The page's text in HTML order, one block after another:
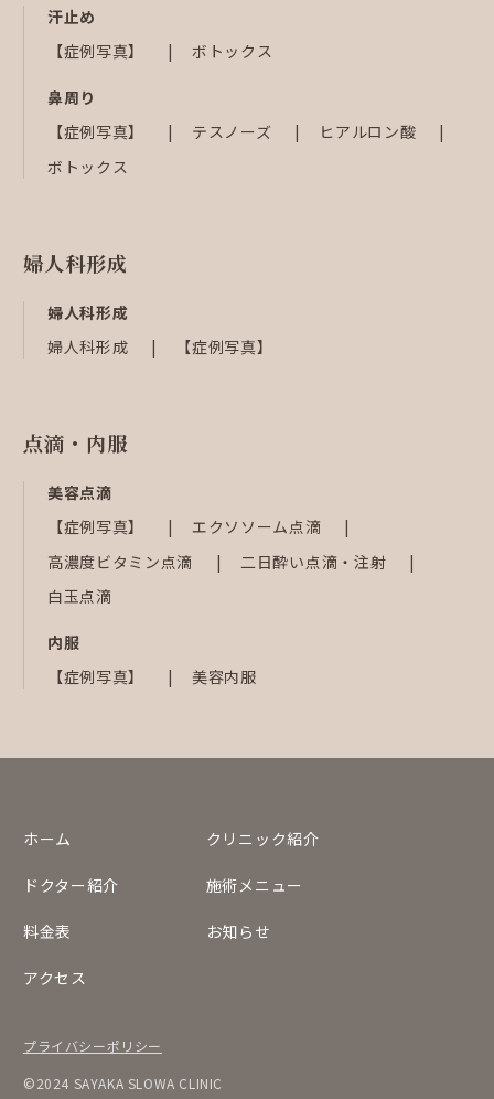
汗止め
【症例写真】
ボトックス
鼻周り
【症例写真】
テスノーズ
ヒアルロン酸
ボトックス
婦人科形成
婦人科形成
婦人科形成
【症例写真】
点滴・内服
美容点滴
【症例写真】
エクソソーム点滴
高濃度ビタミン点滴
二日酔い点滴・注射
白玉点滴
内服
【症例写真】
美容内服
ホーム クリニック紹介
ドクター紹介 施術メニュー
料金表 お知らせ
アクセス
プライバシーポリシー
©2024 SAYAKA SLOWA CLINIC